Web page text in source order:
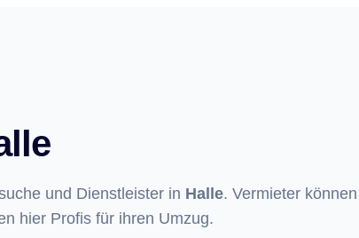
und Dienstleister in Halle. Vermieter
hier Profis für ihren Umzug.